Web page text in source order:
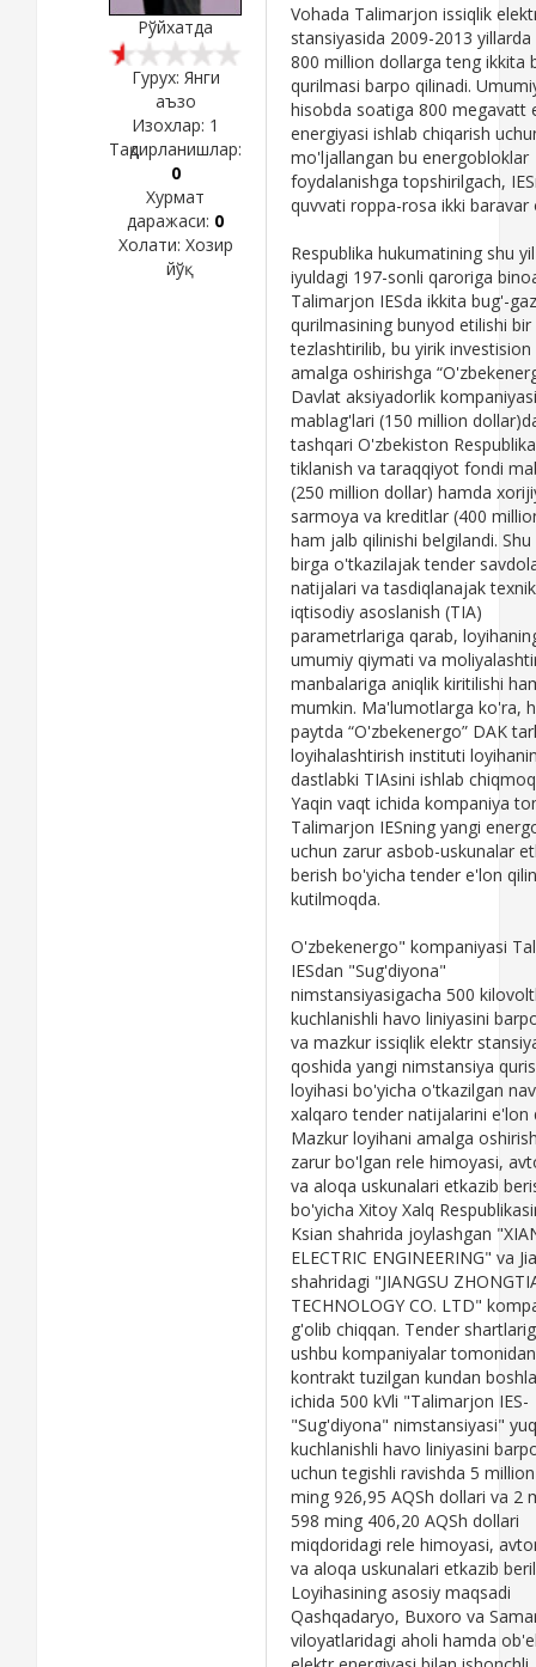
Рўйхатда
Гурух: Янги
аъзо
Изохлар: 1
Тақдирланишлар:
0
Хурмат
даражаси: 0
Холати: Хозир
йўқ
Vohada Talimarjon issiqlik
stansiyasida 2009-2013
800 million dollarga teng ikkita
qurilmasi barpo qilinadi.
hisobda soatiga 800 megavatt
energiyasi ishlab chiqarish
mo'ljallangan bu energobloklar
foydalanishga topshirilgach,
quvvati roppa-rosa ikki baravar
Respublika hukumatining shu
iyuldagi 197-sonli qaroriga
Talimarjon IESda ikkita bug'-gaz
qurilmasining bunyod etilishi bir
tezlashtirilib, bu yirik
amalga oshirishga
Davlat aksiyadorlik
mablag'lari (150 million
tashqari O'zbekiston
tiklanish va taraqqiyot fondi
(250 million dollar) hamda
sarmoya va kreditlar (400
ham jalb qilinishi belgilandi. Shu
birga o'tkazilajak tender
natijalari va tasdiqlanajak
iqtisodiy asoslanish (TIA)
parametrlariga qarab,
umumiy qiymati va
manbalariga aniqlik kiritilishi
mumkin. Ma'lumotlarga ko'ra,
paytda “O'zbekenergo” DAK
loyihalashtirish instituti
dastlabki TIAsini ishlab
Yaqin vaqt ichida kompaniya
Talimarjon IESning yangi
uchun zarur asbob-uskunalar
berish bo'yicha tender e'lon
kutilmoqda.
O'zbekenergo" kompaniyasi
IESdan "Sug'diyona"
nimstansiyasigacha 500
kuchlanishli havo liniyasini
va mazkur issiqlik elektr
qoshida yangi nimstansiya
loyihasi bo'yicha o'tkazilgan
xalqaro tender natijalarini e'lon
Mazkur loyihani amalga
zarur bo'lgan rele himoyasi,
va aloqa uskunalari etkazib
bo'yicha Xitoy Xalq
Ksian shahrida joylashgan
ELECTRIC ENGINEERING" va
shahridagi "JIANGSU
TECHNOLOGY CO. LTD"
g'olib chiqqan. Tender
ushbu kompaniyalar tomonidan
kontrakt tuzilgan kundan
ichida 500 kVli "Talimarjon IES-
"Sug'diyona" nimstansiyasi"
kuchlanishli havo liniyasini
uchun tegishli ravishda 5
ming 926,95 AQSh dollari va 2
598 ming 406,20 AQSh dollari
miqdoridagi rele himoyasi,
va aloqa uskunalari etkazib
Loyihasining asosiy maqsadi
Qashqadaryo, Buxoro va
viloyatlaridagi aholi hamda